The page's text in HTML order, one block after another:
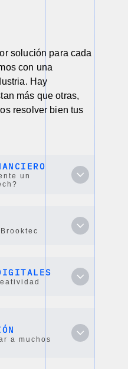
solución para cada
con una
Hay
más que otras,
resolver bien tus
un
a muchos